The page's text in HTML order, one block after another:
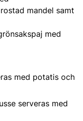
mandel samt
med
med potatis och
serveras med